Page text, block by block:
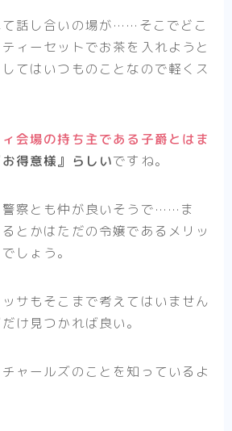
話し合いの場が……そこでどこ
ィーセットでお茶を入れようと
てはいつものことなので軽くス
会場の持ち主である子爵とはま
得意様』らしいですね。
察とも仲が良いそうで……ま
とかはただの令嬢であるメリッ
しょう。
サもそこまで考えてはいません
け見つかれば良い。
ャールズのことを知っているよ